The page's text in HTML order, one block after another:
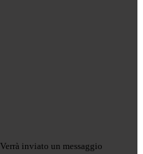
Verrà inviato un messaggio